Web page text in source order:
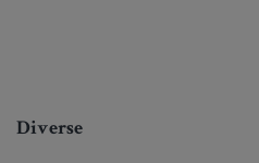
Diverse